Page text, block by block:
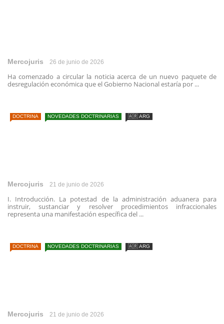
Mercojuris 26 de junio de 2026
Ha comenzado a circular la noticia acerca de un nuevo paquete de
desregulación económica que el Gobierno Nacional estaría por ...
DOCTRINA NOVEDADES DOCTRINARIAS 🇦🇷 ARG
Mercojuris 21 de junio de 2026
I. Introducción. La potestad de la administración aduanera para
instruir, sustanciar y resolver procedimientos infraccionales
representa una manifestación específica del ...
DOCTRINA NOVEDADES DOCTRINARIAS 🇦🇷 ARG
Mercojuris 21 de junio de 2026